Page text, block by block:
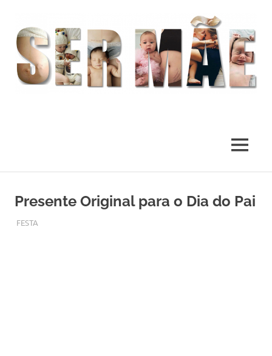
content
MENU
Presente Original para o Dia do Pai
MARÇO 1, 2017
ADMIN
FESTA